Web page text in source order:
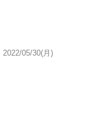
2022/05/30(月)